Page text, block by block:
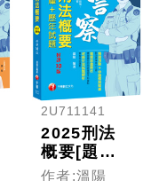
考）
2U711141
2025刑法
概要[題庫
+歷年試
作者:溫陽